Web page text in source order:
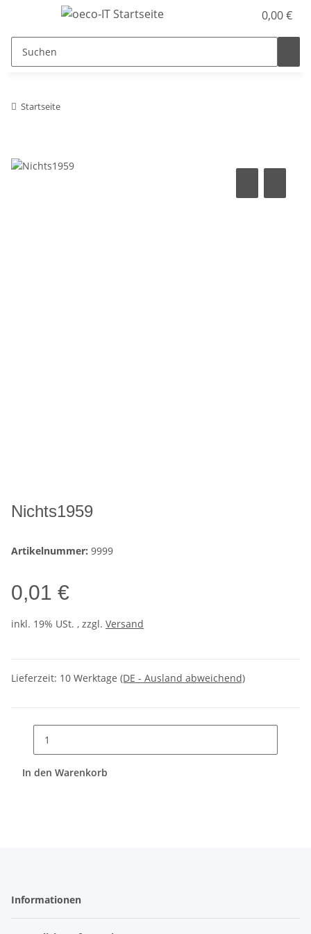
0,00 €
Startseite
Nichts1959
Artikelnummer: 9999
0,01 €
inkl. 19% USt. , zzgl. Versand
Lieferzeit: 10 Werktage (DE - Ausland abweichend)
In den Warenkorb
Informationen